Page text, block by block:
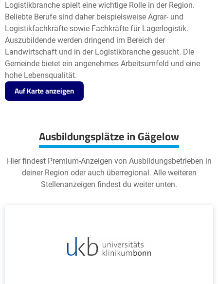
Logistikbranche spielt eine wichtige Rolle in der Region.
Beliebte Berufe sind daher beispielsweise Agrar- und
Logistikfachkräfte sowie Fachkräfte für Lagerlogistik.
Auszubildende werden dringend im Bereich der
Landwirtschaft und in der Logistikbranche gesucht. Die
Gemeinde bietet ein angenehmes Arbeitsumfeld und eine
hohe Lebensqualität.
Auf Karte anzeigen
Ausbildungsplätze in Gägelow
Hier findest Premium-Anzeigen von Ausbildungsbetrieben in
deiner Region oder auch überregional. Alle weiteren
Stellenanzeigen findest du weiter unten.